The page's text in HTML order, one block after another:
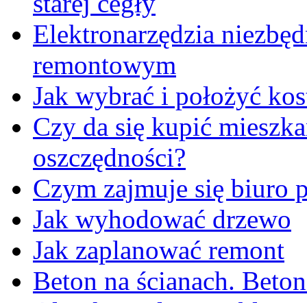
Elektronarzędzia
remontowym
Jak wybrać i położyć
Czy da się kupić
oszczędności?
Czym zajmuje się biuro
Jak wyhodować drzewo
Jak zaplanować remont
Beton na ścianach.